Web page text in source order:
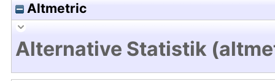
Altmetric
Alternative Statistik